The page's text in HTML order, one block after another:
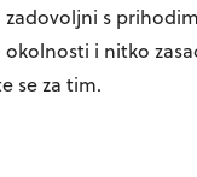
zadovoljni s
i nitko
se za tim.